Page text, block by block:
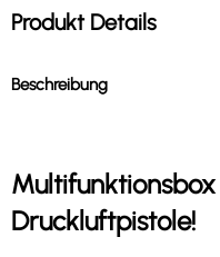
Produkt Details
Beschreibung
Druckluftpistole!